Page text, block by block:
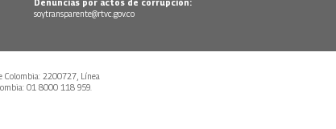
Denuncias por actos de corrupción:
soytransparente@rtvc.gov.co
Colombia: 2200727, Línea
01 8000 118 959.